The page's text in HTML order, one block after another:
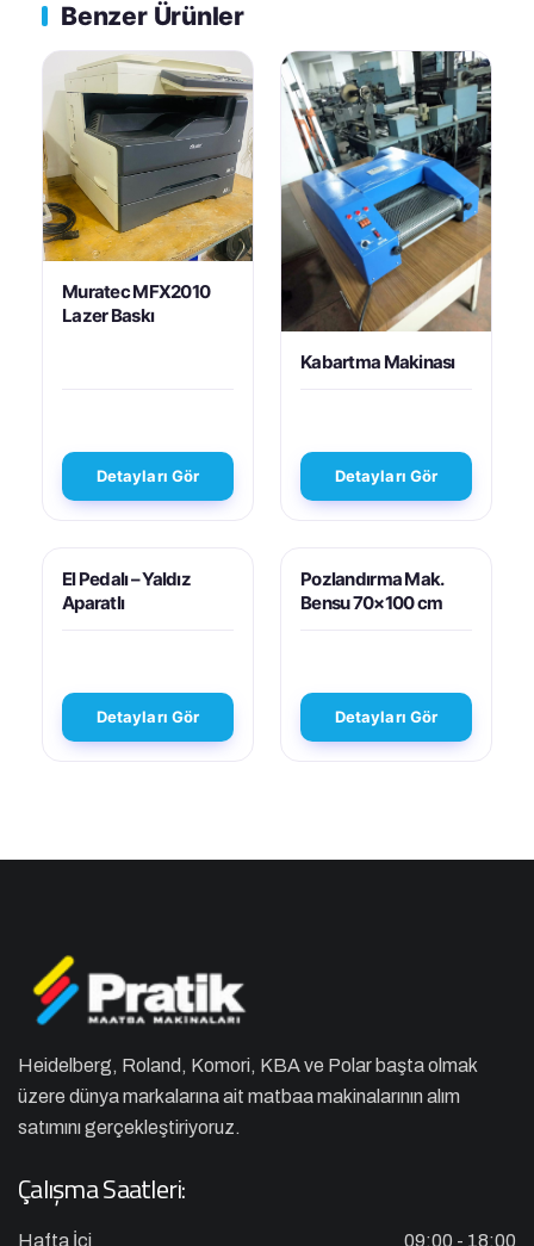
Benzer Ürünler
Muratec MFX2010
Lazer Baskı
Detayları Gör
Kabartma Makinası
Detayları Gör
El Pedalı – Yaldız
Aparatlı
Detayları Gör
Pozlandırma Mak.
Bensu 70×100 cm
Detayları Gör
Heidelberg, Roland, Komori, KBA ve Polar başta olmak
üzere dünya markalarına ait matbaa makinalarının alım
satımını gerçekleştiriyoruz.
Çalışma Saatleri:
Hafta İçi 09:00 - 18:00